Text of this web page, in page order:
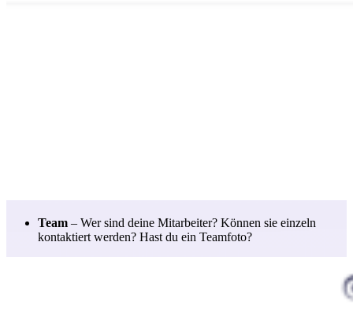
Team – Wer sind deine Mitarbeiter? Können sie einzeln
kontaktiert werden? Hast du ein Teamfoto?